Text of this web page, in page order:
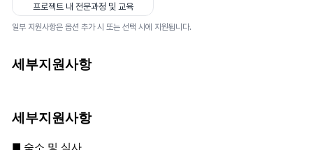
프로젝트 내 전문과정 및 교육
일부 지원사항은 옵션 추가 시 또는 선택 시에 지원됩니다.
세부지원사항
세부지원사항
■ 숙소 및 식사